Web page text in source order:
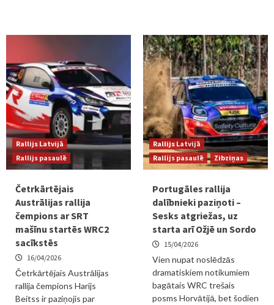
Rallijs Latvijā
Rallijs pasaulē
Četrkārtējais
Austrālijas rallija
čempions ar SRT
mašīnu startēs WRC2
sacīkstēs
16/04/2026
Četrkārtējais Austrālijas
rallija čempions Harijs
Beitss ir paziņojis par
Rallijs Latvijā
Rallijs pasaulē
Zibziņas
Portugāles rallija
dalībnieki paziņoti –
Sesks atgriežas, uz
starta arī Ožjē un Sordo
15/04/2026
Vien nupat noslēdzās
dramatiskiem notikumiem
bagātais WRC trešais
posms Horvātijā, bet šodien